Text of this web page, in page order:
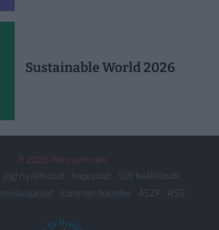
Sustainable World 2026
© 2026 Pénzcentrum
jogi nyilatkozat kapcsolat
süti beállítások
médiaajánlat kommentkezelés ÁSZF RSS